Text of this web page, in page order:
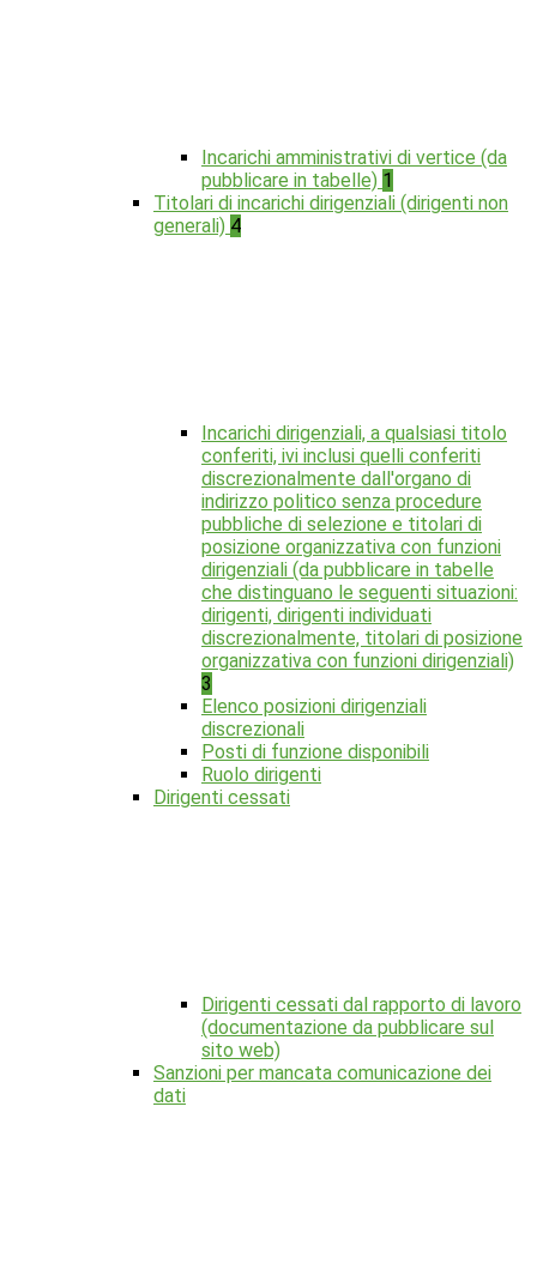
Incarichi amministrativi di vertice (da
pubblicare in tabelle) 1
Titolari di incarichi dirigenziali (dirigenti non
generali) 4
Incarichi dirigenziali, a qualsiasi titolo
conferiti, ivi inclusi quelli conferiti
discrezionalmente dall'organo di
indirizzo politico senza procedure
pubbliche di selezione e titolari di
posizione organizzativa con funzioni
dirigenziali (da pubblicare in tabelle
che distinguano le seguenti situazioni:
dirigenti, dirigenti individuati
discrezionalmente, titolari di posizione
organizzativa con funzioni dirigenziali)
3
Elenco posizioni dirigenziali
discrezionali
Posti di funzione disponibili
Ruolo dirigenti
Dirigenti cessati
Dirigenti cessati dal rapporto di lavoro
(documentazione da pubblicare sul
sito web)
Sanzioni per mancata comunicazione dei
dati